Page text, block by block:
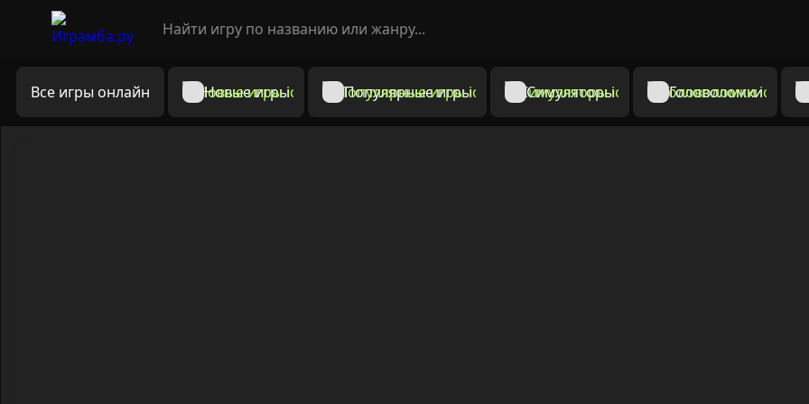
Все игры онлайн Новые игры Популярные игры Симуляторы Головоломки